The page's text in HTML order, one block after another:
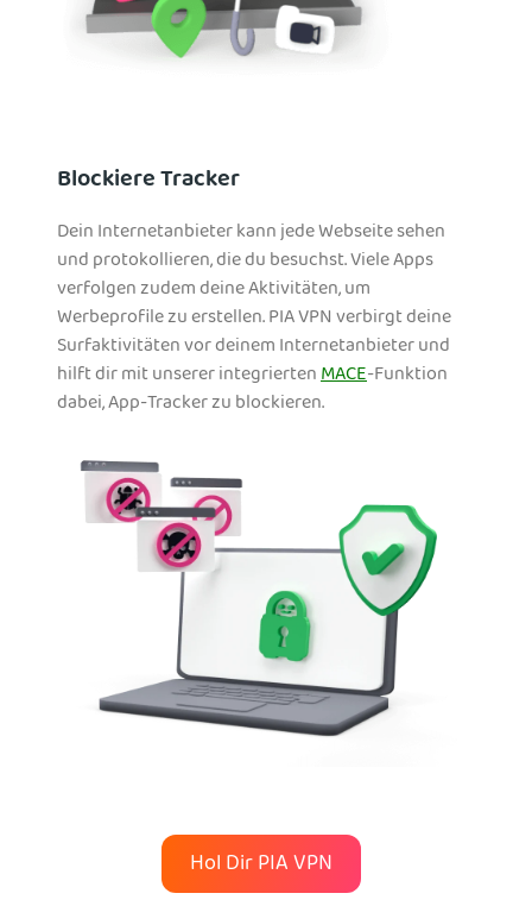
Blockiere Tracker
Dein Internetanbieter kann jede Webseite sehen
und protokollieren, die du besuchst. Viele Apps
verfolgen zudem deine Aktivitäten, um
Werbeprofile zu erstellen. PIA VPN verbirgt deine
Surfaktivitäten vor deinem Internetanbieter und
hilft dir mit unserer integriertenMACE-Funktion
dabei, App-Tracker zu blockieren.
Hol Dir PIA VPN